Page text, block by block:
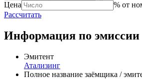
Цена
% от
Рассчитать
Информация по эмиссии
Эмитент
Атализинг
Полное название заёмщика /